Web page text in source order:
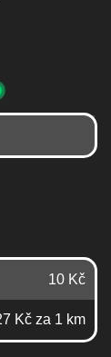
10 Kč
Kč za 1 km